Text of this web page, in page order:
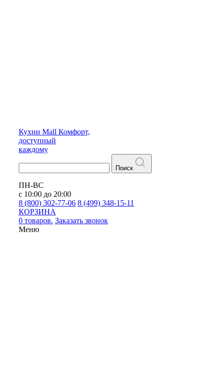
Кухни Mall Комфорт,
доступный
каждому
Поиск
ПН-ВС
с 10:00 до 20:00
8 (800) 302-77-06 8 (499) 348-15-11
КОРЗИНА
0 товаров. Заказать звонок
Меню